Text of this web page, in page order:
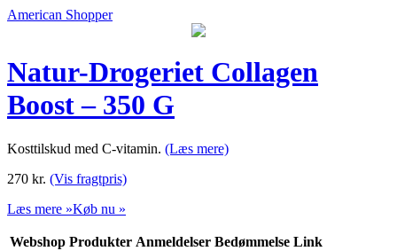
American Shopper
Natur-Drogeriet Collagen
Boost – 350 G
Kosttilskud med C-vitamin. (Læs mere)
270 kr. (Vis fragtpris)
Læs mere »Køb nu »
Webshop Produkter Anmeldelser Bedømmelse Link